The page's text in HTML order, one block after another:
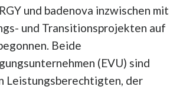
und badenova inzwischen mit
und Transitionsprojekten auf
Beide
(EVU) sind
Leistungsberechtigten, der